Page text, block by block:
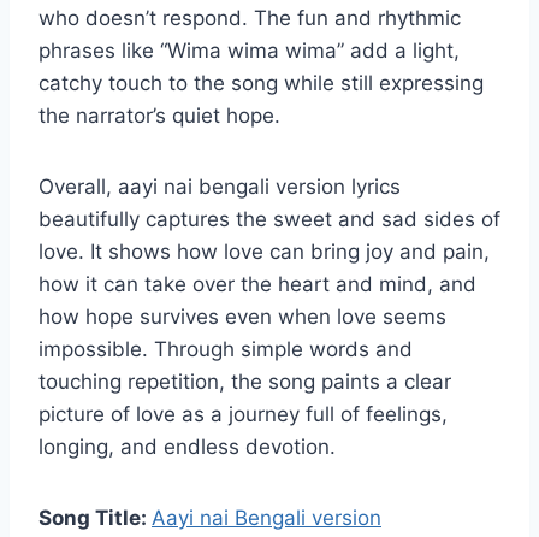
who doesn’t respond. The fun and rhythmic
phrases like “Wima wima wima” add a light,
catchy touch to the song while still expressing
the narrator’s quiet hope.
Overall, aayi nai bengali version lyrics
beautifully captures the sweet and sad sides of
love. It shows how love can bring joy and pain,
how it can take over the heart and mind, and
how hope survives even when love seems
impossible. Through simple words and
touching repetition, the song paints a clear
picture of love as a journey full of feelings,
longing, and endless devotion.
Song Title: Aayi nai Bengali version